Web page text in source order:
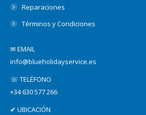
Reparaciones
Términos y Condiciones
✉ EMAIL
info@blueholidayservice.es
☏ TELÉFONO
+34 630 577 266
✔ UBICACIÓN